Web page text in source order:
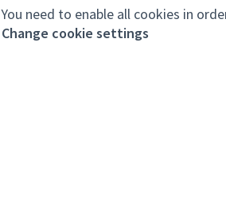
You need to enable all cookies in
Change cookie settings